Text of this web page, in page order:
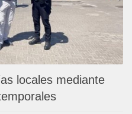
locales mediante